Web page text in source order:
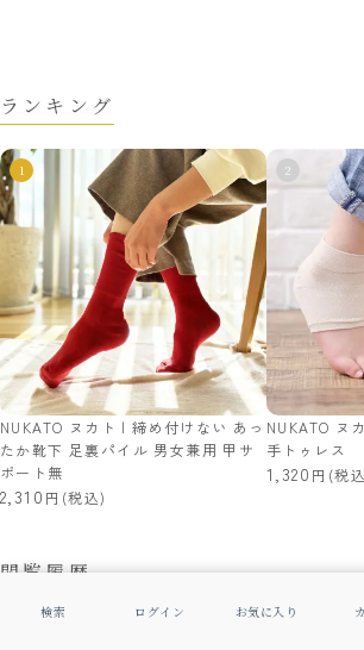
ランキング
NUKATO ヌカト | 締め付けない あっ
たか靴下 足裏パイル 男女兼用 甲サ
ポート無
2,310 (税込)
NUKATO ヌ
手トゥレス
1,320 (税
閲覧履歴